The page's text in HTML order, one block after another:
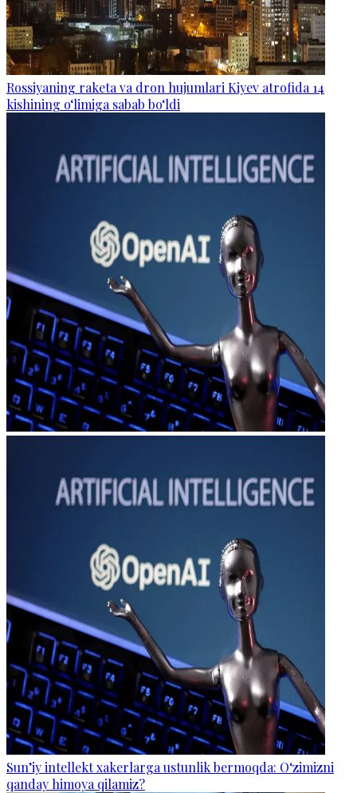
Rossiyaning raketa va dron hujumlari Kiyev atrofida 14
kishining o‘limiga sabab bo‘ldi
Sun’iy intellekt xakerlarga ustunlik bermoqda: O‘zimizni
qanday himoya qilamiz?